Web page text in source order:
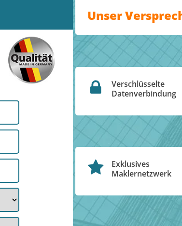
Unser
Verschlüsselte
Datenverbindung
Exklusives
Maklernetzwerk